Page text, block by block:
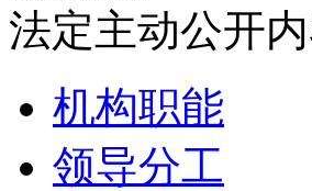
法定主动公开
机构职能
领导分工